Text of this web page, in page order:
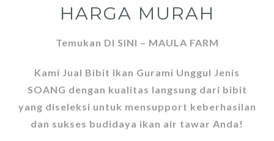
HARGA MURAH
Temukan DI SINI – MAULA FARM
Kami Jual Bibit Ikan Gurami Unggul Jenis
SOANG dengan kualitas langsung dari bibit
yang diseleksi untuk mensupport keberhasilan
dan sukses budidaya ikan air tawar Anda!